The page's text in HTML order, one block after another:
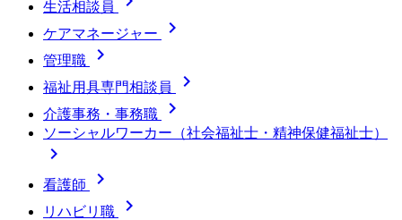
生活相談員
ケアマネージャー 
管理職 
福祉用具専門相談員 
介護事務・事務職 
ソーシャルワーカー（社会福祉士・精神保健福祉士）

看護師 
リハビリ職 